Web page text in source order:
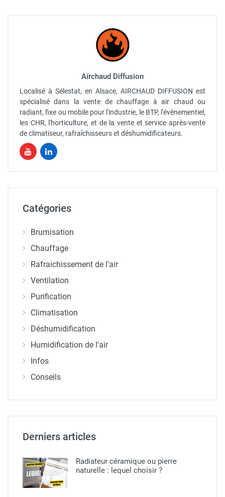
Airchaud Diffusion
Localisé à Sélestat, en Alsace, AIRCHAUD DIFFUSION est
spécialisé dans la vente de chauffage à air chaud ou
radiant, fixe ou mobile pour l'industrie, le BTP, l'évènementiel,
les CHR, l'horticulture, et de la vente et service après-vente
de climatiseur, rafraîchisseurs et déshumidificateurs.
Catégories
Brumisation
Chauffage
Rafraichissement de l'air
Ventilation
Purification
Climatisation
Déshumidification
Humidification de l'air
Infos
Conseils
Derniers articles
Radiateur céramique ou pierre
naturelle​ : lequel choisir ?